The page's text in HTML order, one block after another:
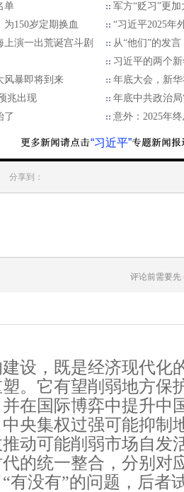
单
军方“贬习”更加
150岁定期换血
“习近平2025年
演一出荒诞宫斗剧
从“他们”的发
习近平的两个
风暴即将到来
年底大会，新
兆出现
年底中共政治
了
意外：2025年
“习近平”
分享到：
评论前需要先
设，既是经济现代化
。它有望削弱地方保
在国际博弈中提升中
央集权过强可能抑制
动可能削弱市场自发
的统一整合，分别对
有没有”的问题，后者